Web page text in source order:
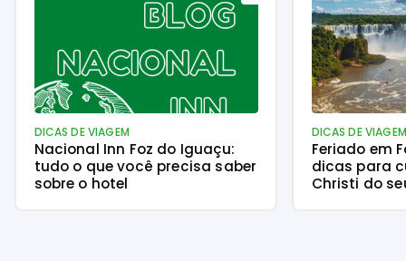
DICAS DE VIAGEM
Nacional Inn Foz do Iguaçu:
tudo o que você precisa saber
sobre o hotel
DICAS DE VIAGEM
Feriado em
dicas para
Christi do